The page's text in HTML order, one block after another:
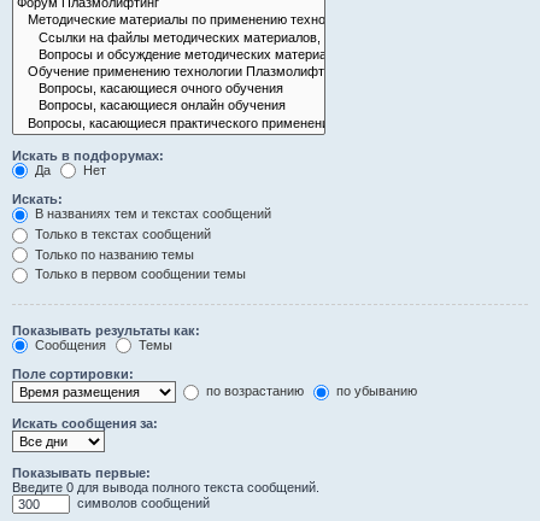
Искать в подфорумах:
Да
Нет
Искать:
В названиях тем и текстах сообщений
Только в текстах сообщений
Только по названию темы
Только в первом сообщении темы
Показывать результаты как:
Сообщения
Темы
Поле сортировки:
по возрастанию
по убыванию
Искать сообщения за:
Показывать первые:
Введите 0 для вывода полного текста сообщений.
символов сообщений